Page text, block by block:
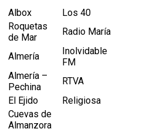
Albox
Los 40
Roquetas
de Mar
Radio María
Almería
Inolvidable
FM
Almería –
Pechina
RTVA
El Ejido
Religiosa
Cuevas de
Almanzora